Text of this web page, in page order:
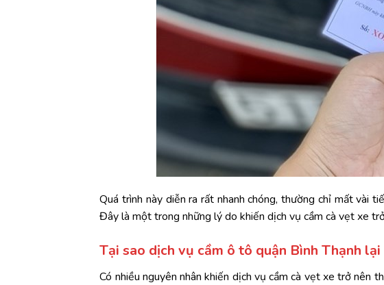
Quá trình này diễn ra rất nhanh chóng, thường chỉ mất vài
Đây là một trong những lý do khiến dịch vụ cầm cà vẹt xe
Tại sao dịch vụ cầm ô tô quận Bình Thạnh lại
Có nhiều nguyên nhân khiến dịch vụ cầm cà vẹt xe trở nên